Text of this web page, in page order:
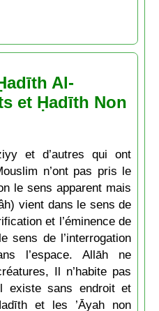
Al-
et Ḥadīth Non
et d’autres qui ont
n’ont pas pris le
le sens apparent mais
vient dans le sens de
et l’éminence de
sens de l’interrogation
l’espace. Allāh ne
Il n’habite pas
sans endroit et
et les ’Āyah non